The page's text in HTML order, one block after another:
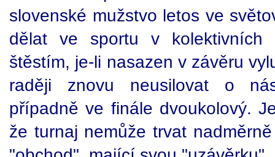
slovenské mužstvo letos ve
dělat ve sportu v kolektivních
štěstím, je-li nasazen v závěru
raději znovu neusilovat o
případně ve finále dvoukolový.
že turnaj nemůže trvat